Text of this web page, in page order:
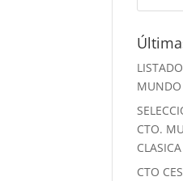
MUNDO
CTO.
CTO